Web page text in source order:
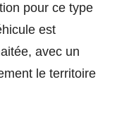
pour ce type
est
avec un
le territoire